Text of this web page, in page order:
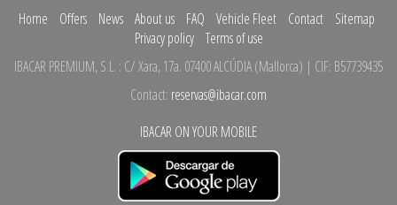
Home Offers News About us FAQ Vehicle Fleet Contact
Sitemap
Privacy policy
Terms of use
IBACAR PREMIUM, S.L. : C/ Xara, 17a. 07400 ALCÚDIA(Mallorca) | CIF: B57739435
Contact: reservas@ibacar.com
IBACAR ON YOUR MOBILE